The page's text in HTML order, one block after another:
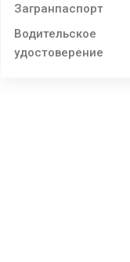
Загранпаспорт
Водительское
удостоверение